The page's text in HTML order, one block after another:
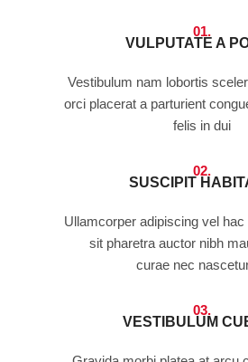
01.
VULPUTATE A
Vestibulum nam lobortis
orci placerat a parturient
felis in dui
02.
SUSCIPIT
Ullamcorper adipiscing vel
sit pharetra auctor nibh
curae nec
03.
VESTIBULUM